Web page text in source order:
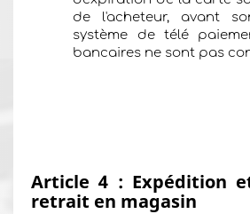
de l'acheteur, avant
système de télé
bancaires ne sont pas
Article 4 : Expédition
retrait en magasin